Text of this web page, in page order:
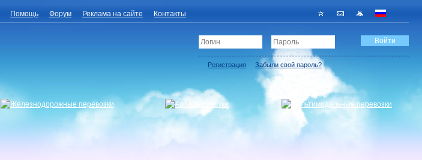
Помощь Форум Реклама на сайте Контакты
Регистрация Забыли свой пароль?